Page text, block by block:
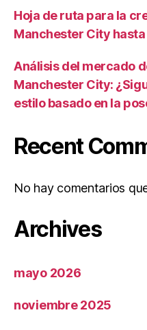
Hoja de ruta para la
Manchester City
Análisis del mercado
Manchester City:
estilo basado en la
Recent
No hay comentarios
Archives
mayo 2026
noviembre 2025